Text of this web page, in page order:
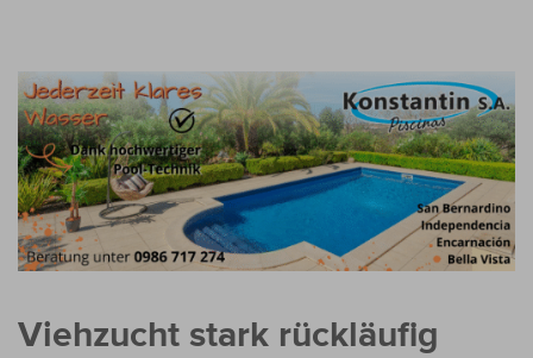
Viehzucht stark rückläufig